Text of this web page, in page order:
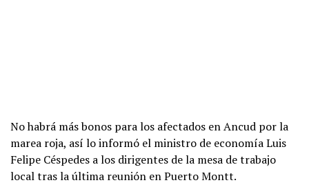
No habrá más bonos para los afectados en Ancud por la
marea roja, así lo informó el ministro de economía Luis
Felipe Céspedes a los dirigentes de la mesa de trabajo
local tras la última reunión en Puerto Montt.